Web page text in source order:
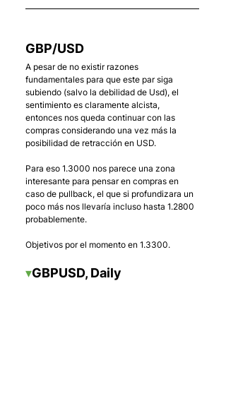
GBP/USD
A pesar de no existir razones
fundamentales para que este par siga
subiendo (salvo la debilidad de Usd), el
sentimiento es claramente alcista,
entonces nos queda continuar con las
compras considerando una vez más la
posibilidad de retracción en USD.
Para eso 1.3000 nos parece una zona
interesante para pensar en compras en
caso de pullback, el que si profundizara un
poco más nos llevaría incluso hasta 1.2800
probablemente.
Objetivos por el momento en 1.3300.
▾GBPUSD, Daily